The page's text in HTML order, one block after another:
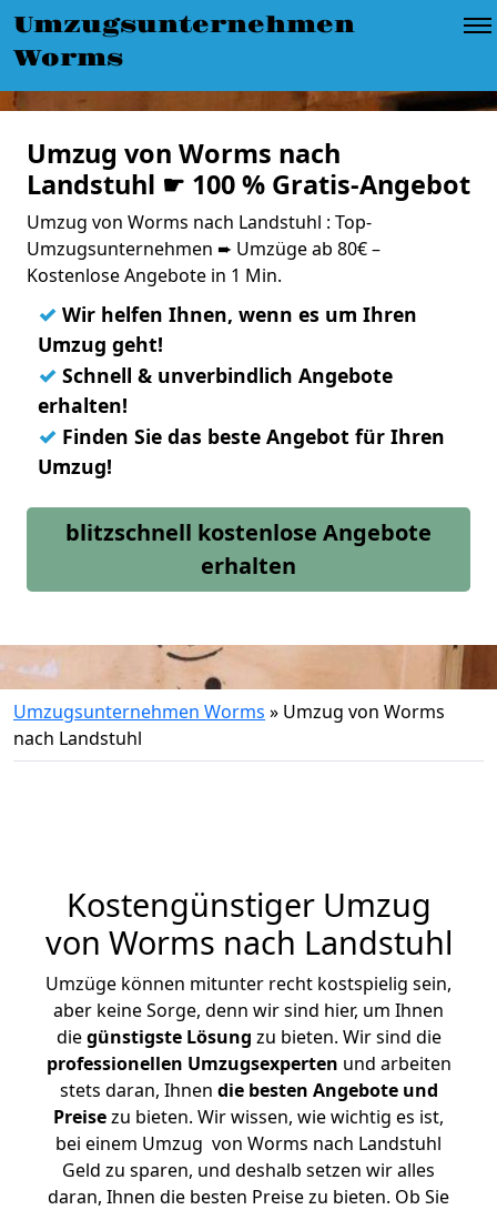
Umzugsunternehmen
Worms
Umzug von Worms nach
Landstuhl ☛ 100 % Gratis-Angebot
Umzug von Worms nach Landstuhl : Top-
Umzugsunternehmen ➨ Umzüge ab 80€ –
Kostenlose Angebote in 1 Min.
✓ Wir helfen Ihnen, wenn es um Ihren
Umzug geht!
✓ Schnell & unverbindlich Angebote
erhalten!
✓ Finden Sie das beste Angebot für Ihren
Umzug!
blitzschnell kostenlose Angebote
erhalten
Umzugsunternehmen Worms » Umzug von Worms
nach Landstuhl
Kostengünstiger Umzug
von Worms nach Landstuhl
Umzüge können mitunter recht kostspielig sein,
aber keine Sorge, denn wir sind hier, um Ihnen
diegünstigste Lösung zu bieten. Wir sind die
professionellen Umzugsexperten und arbeiten
stets daran, Ihnen die besten Angebote und
Preisezu bieten. Wir wissen, wie wichtig es ist,
bei einem Umzug von Worms nach Landstuhl
Geld zu sparen, und deshalb setzen wir alles
daran, Ihnen die besten Preise zu bieten. Ob Sie